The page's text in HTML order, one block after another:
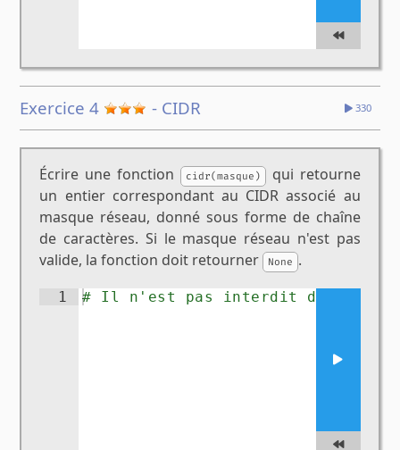
Exercice 4 - CIDR 330
Écrire une fonction cidr(masque) qui retourne
un entier correspondant au CIDR associé au
masque réseau, donné sous forme de chaîne
de caractères. Si le masque réseau n'est pas
valide, la fonction doit retourner None .
1 # Il n'est pas interdit de